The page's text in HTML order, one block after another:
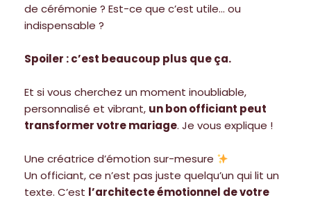
de cérémonie ? Est-ce que c’est utile… ou
indispensable ?
Spoiler : c’est beaucoup plus que ça.
Et si vous cherchez un moment inoubliable,
personnalisé et vibrant, un bon officiant peut
transformer votre mariage. Je vous explique !
Une créatrice d’émotion sur-mesure
Un officiant, ce n’est pas juste quelqu’un qui lit un
texte. C’est l’architecte émotionnel de votre